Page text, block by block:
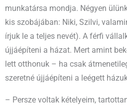
munkatársa mondja. Négyen
kis szobájában: Niki, Szilvi,
írjuk le a teljes nevét). A férfi
újjáépíteni a házat. Mert amint
lett otthonuk – ha csak
szeretné újjáépíteni a leégett
– Persze voltak kételyeim,